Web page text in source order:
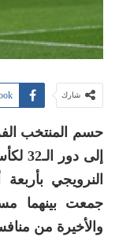
شارك
حسم المنتخب
النرويجي
جمعت بينهما
والأخيرة من